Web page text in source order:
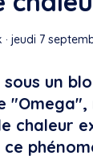
· jeudi 7
un
"Omega",
chaleur